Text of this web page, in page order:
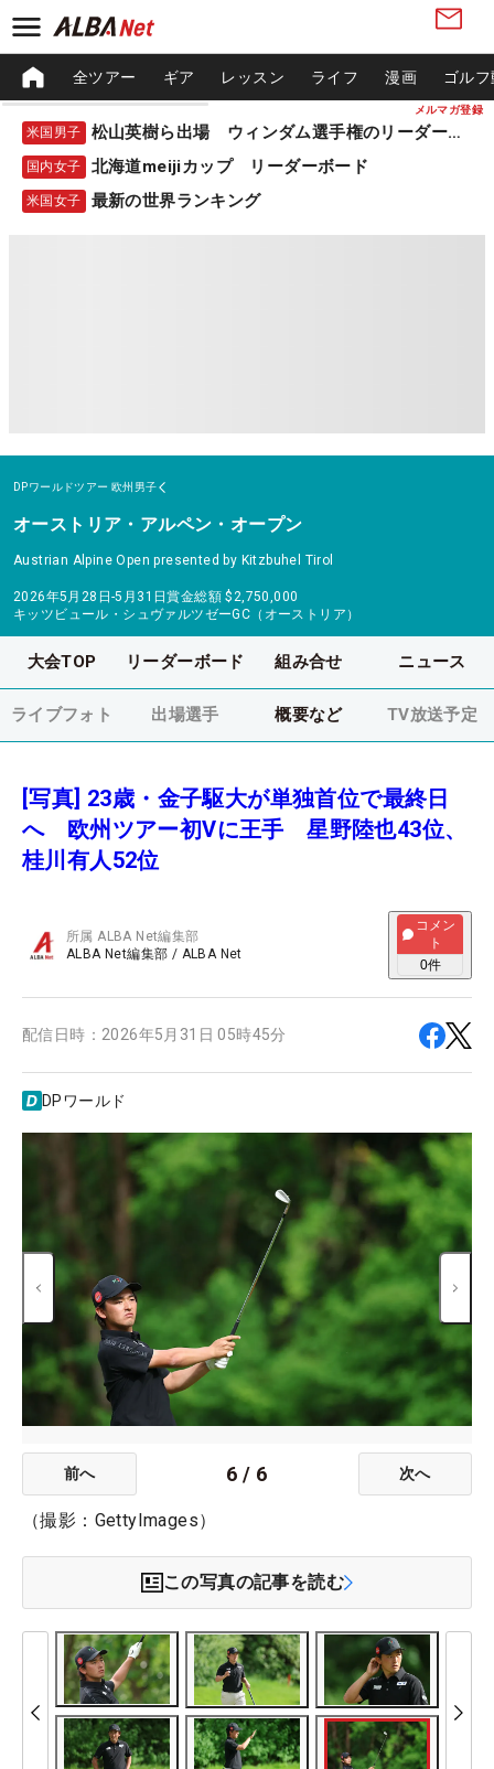
メルマガ登録
全ツアー ギア レッスン ライフ 漫画 ゴル
米国男子 松山英樹ら出場 ウィンダム選手権のリーダーボード
国内女子 北海道meijiカップ リーダーボード
米国女子 最新の世界ランキング
DPワールドツアー 欧州男子
オーストリア・アルペン・オープン
Austrian Alpine Open presented by Kitzbuhel Tirol
2026年5月28日-5月31日賞金総額 $2,750,000
キッツビュール・シュヴァルツゼーGC（オーストリア）
大会TOP リーダーボード 組み合せ ニュース
ライブフォト 出場選手 概要など TV放送予定
[写真] 23歳・金子駆大が単独首位で最終日
へ 欧州ツアー初Vに王手 星野陸也43位、
桂川有人52位
所属ALBA Net編集部
ALBA Net編集部 / ALBA Net
コメン
ト
0件
配信日時： 2026年5月31日 05時45分
DPワールド
前へ 6 / 6 次へ
（撮影：GettyImages）
この写真の記事を読む